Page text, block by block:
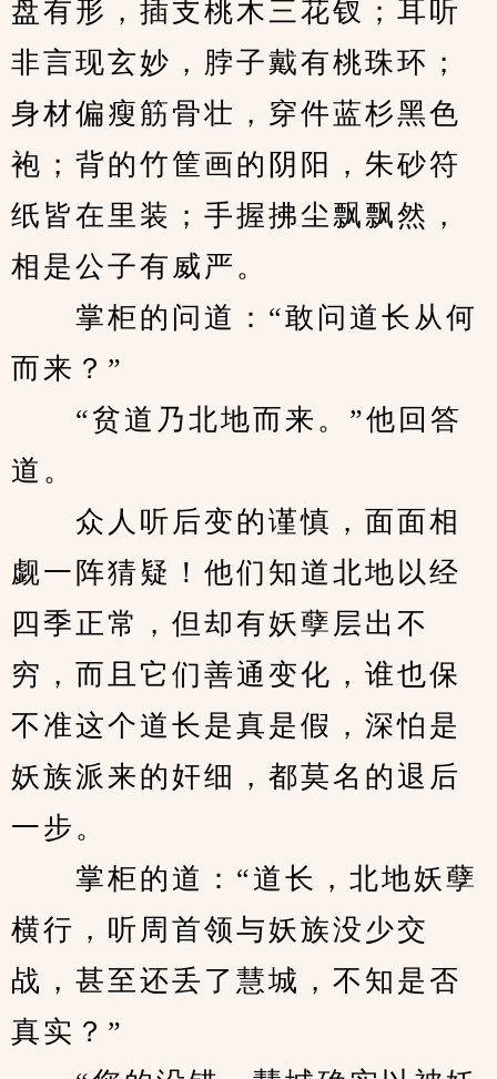
盘有形，插支桃木三花钗；耳听
非言现玄妙，脖子戴有桃珠环；
身材偏瘦筋骨壮，穿件蓝杉黑色
袍；背的竹筐画的阴阳，朱砂符
纸皆在里装；手握拂尘飘飘然，
相是公子有威严。
掌柜的问道：“敢问道长从何
而来？”
“贫道乃北地而来。”他回答
道。
众人听后变的谨慎，面面相
觑一阵猜疑！他们知道北地以经
四季正常，但却有妖孽层出不
穷，而且它们善通变化，谁也保
不准这个道长是真是假，深怕是
妖族派来的奸细，都莫名的退后
一步。
掌柜的道：“道长，北地妖孽
横行，听周首领与妖族没少交
战，甚至还丢了慧城，不知是否
真实？”